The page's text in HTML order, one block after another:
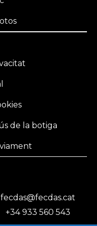
de la botiga
fecdas@fecdas.cat
+34 933 560 543